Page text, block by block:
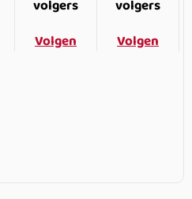
volgers
Volgen
volgers
Volgen